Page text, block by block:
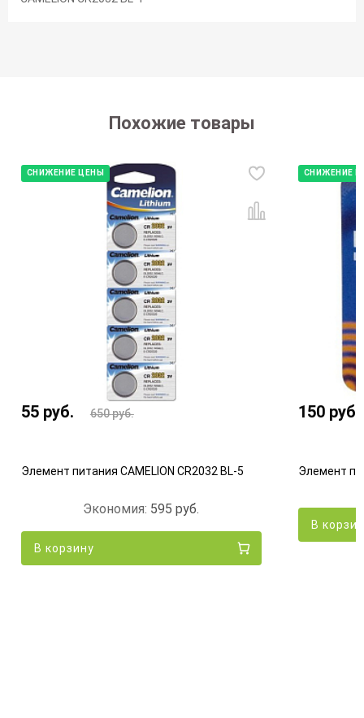
Похожие товары
СНИЖЕНИЕ ЦЕНЫ
55 руб. 650руб.
Элемент питания CAMELION CR2032 BL-5
Экономия: 595руб.
В корзину
СНИЖЕНИЕ
150 руб.
Элемент
В